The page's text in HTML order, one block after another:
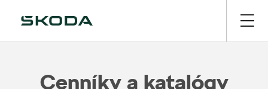
Cenníky a katalógy